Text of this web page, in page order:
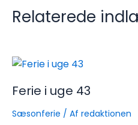
Relaterede
Ferie i uge 43
Sæsonferie / Af redaktionen